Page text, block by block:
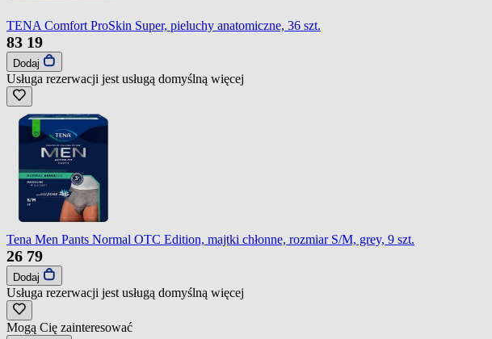
TENA Comfort ProSkin Super, pieluchy anatomiczne, 36 szt.
83 19
Dodaj
Usługa rezerwacji jest usługą domyślną więcej
Tena Men Pants Normal OTC Edition, majtki chłonne, rozmiar S/M, grey, 9 szt.
26 79
Dodaj
Usługa rezerwacji jest usługą domyślną więcej
Mogą Cię zainteresować